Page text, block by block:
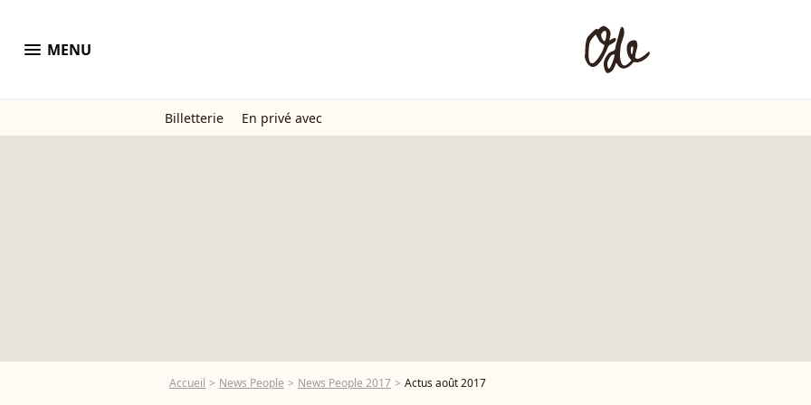
menu MENU
Billetterie En privé avec
Accueil News People News People 2017 Actus août 2017